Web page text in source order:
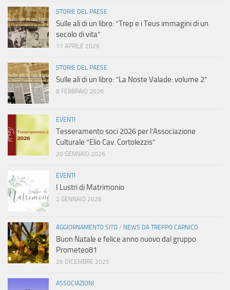
STORIE DEL PAESE
Sulle ali di un libro: “Trep e i Teus immagini di un
secolo di vita”
11 APRILE 2026
STORIE DEL PAESE
Sulle ali di un libro: “La Noste Valade: volume 2”
8 FEBBRAIO 2026
EVENTI
Tesseramento soci 2026 per l’Associazione
Culturale “Elio Cav. Cortolezzis”
20 GENNAIO 2026
EVENTI
I Lustri di Matrimonio
2 GENNAIO 2026
AGGIORNAMENTO SITO / NEWS DA TREPPO CARNICO
Buon Natale e felice anno nuovo dal gruppo
Prometeo81
26 DICEMBRE 2025
ASSOCIAZIONI